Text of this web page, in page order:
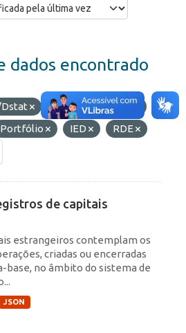
dados encontrado
Dstat Formatos:
HTML
Portfólio IED RDE
de capitais
estrangeiros contemplam os
criadas ou encerradas
base, no âmbito do sistema de
JSON